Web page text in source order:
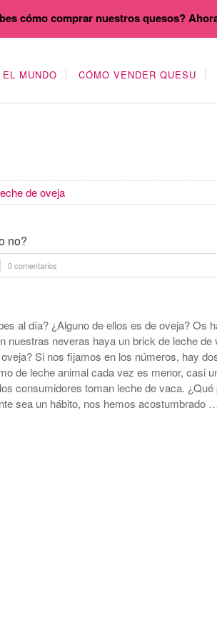
MUNDO CÓMO VENDER QUESU
de oveja
no?
0 comentarios
al día? ¿Alguno de ellos es de oveja? Os
nuestras neveras haya un brick de leche de
Si nos fijamos en los números, hay
de leche animal cada vez es menor, casi
consumidores toman leche de vaca.
sea un hábito, nos hemos acostumbrado …
cómo comprar nuestros quesos?